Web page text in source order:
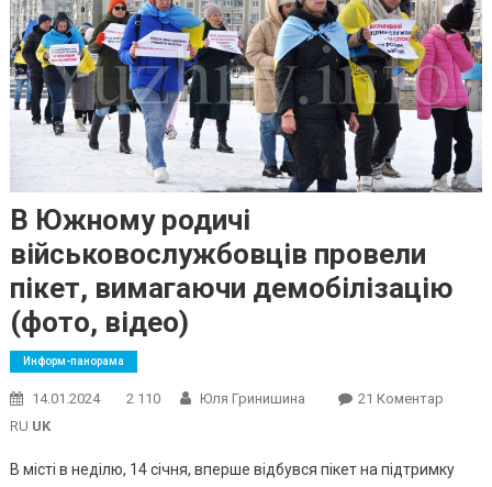
В Южному родичі
військовослужбовців провели
пікет, вимагаючи демобілізацію
(фото, відео)
Информ-панорама
14.01.2024 2 110 Юля Гринишина 21 КоментарДо
Родичі
RU UK
В місті в неділю, 14 січня, вперше відбувся пікет на підтримку